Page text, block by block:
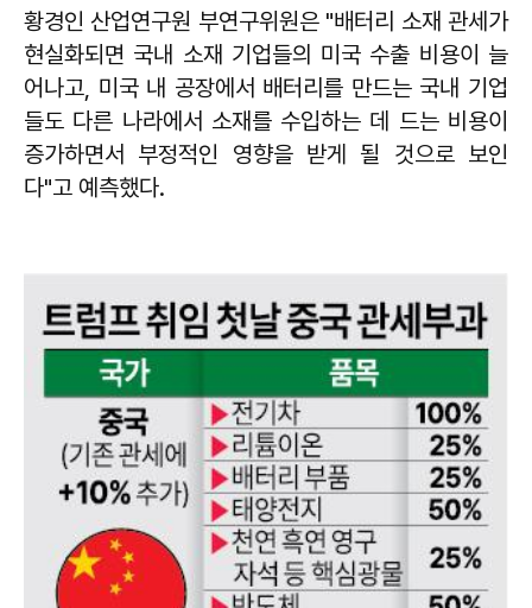
황경인 산업연구원 부연구위원은 "배터리 소재 관세가
현실화되면 국내 소재 기업들의 미국 수출 비용이 늘
어나고, 미국 내 공장에서 배터리를 만드는 국내 기업
들도 다른 나라에서 소재를 수입하는 데 드는 비용이
증가하면서 부정적인 영향을 받게 될 것으로 보인
다"고 예측했다.